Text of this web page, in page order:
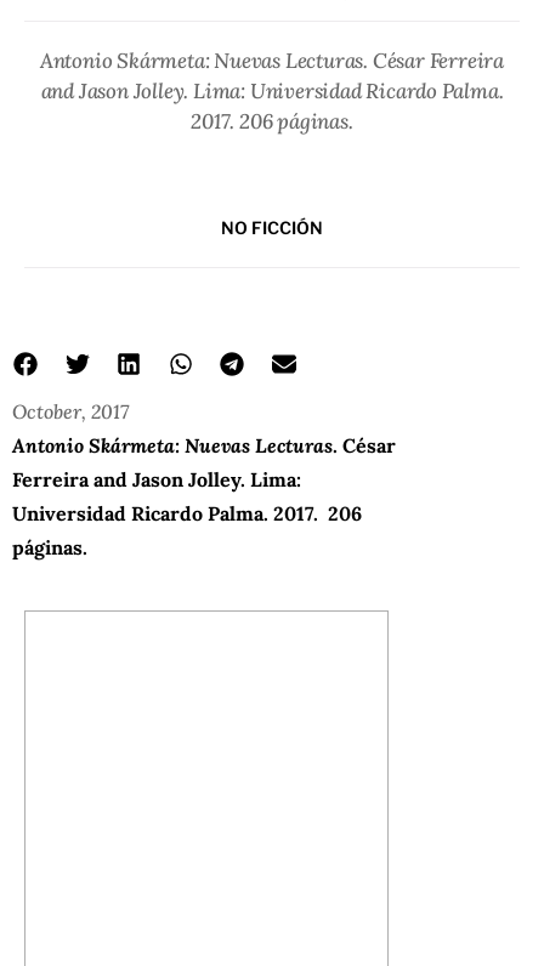
Antonio Skármeta: Nuevas Lecturas. César Ferreira
and Jason Jolley. Lima: Universidad Ricardo Palma.
2017. 206 páginas.
NO FICCIÓN
October, 2017
Antonio Skármeta: Nuevas Lecturas. César
Ferreira and Jason Jolley. Lima:
Universidad Ricardo Palma. 2017. 206
páginas.